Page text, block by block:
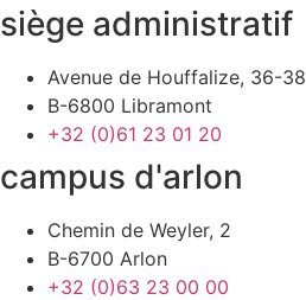
siège administratif
Avenue de Houffalize, 36-38
B-6800 Libramont
+32 (0)61 23 01 20
campus d'arlon
Chemin de Weyler, 2
B-6700 Arlon
+32 (0)63 23 00 00